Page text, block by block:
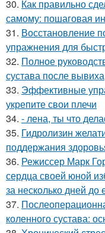
30. Как правильно
самому: пошаговая
31. Восстановление
упражнения для
32. Полное
сустава после вывиха
33. Эффективные
укрепите свои плечи
34. - лена, ты что
35. Гидролизин
поддержания
36. Режиссер Марк
сердца своей юной
за несколько дней
37.
коленного сустава: